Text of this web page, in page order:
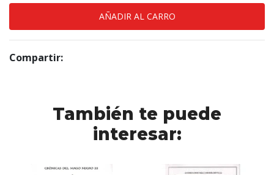
Compartir:
También te puede
interesar: